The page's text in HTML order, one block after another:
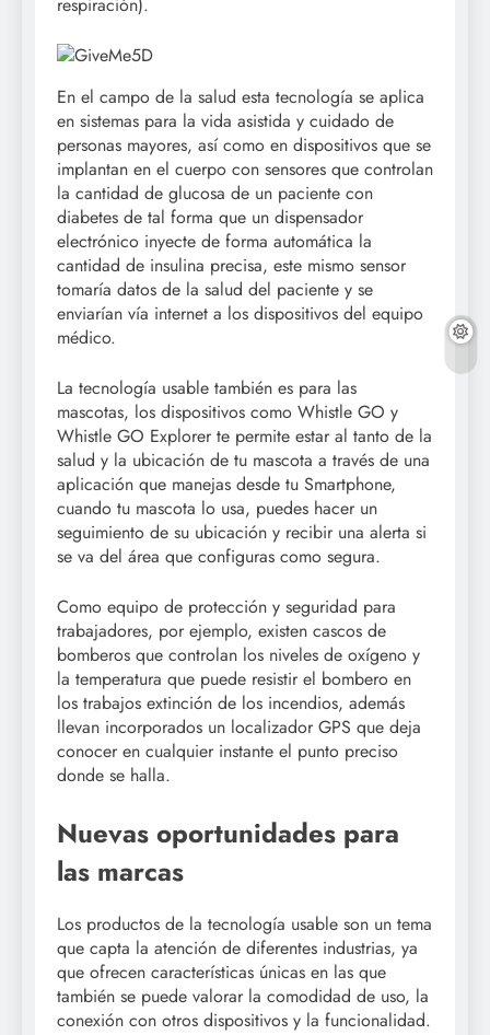
respiración).
En el campo de la salud esta tecnología se aplica
en sistemas para la vida asistida y cuidado de
personas mayores, así como en dispositivos que se
implantan en el cuerpo con sensores que controlan
la cantidad de glucosa de un paciente con
diabetes de tal forma que un dispensador
electrónico inyecte de forma automática la
cantidad de insulina precisa, este mismo sensor
tomaría datos de la salud del paciente y se
enviarían vía internet a los dispositivos del equipo
médico.
La tecnología usable también es para las
mascotas, los dispositivos como Whistle GO y
Whistle GO Explorer te permite estar al tanto de la
salud y la ubicación de tu mascota a través de una
aplicación que manejas desde tu Smartphone,
cuando tu mascota lo usa, puedes hacer un
seguimiento de su ubicación y recibir una alerta si
se va del área que configuras como segura.
Como equipo de protección y seguridad para
trabajadores, por ejemplo, existen cascos de
bomberos que controlan los niveles de oxígeno y
la temperatura que puede resistir el bombero en
los trabajos extinción de los incendios, además
llevan incorporados un localizador GPS que deja
conocer en cualquier instante el punto preciso
donde se halla.
Nuevas oportunidades para
las marcas
Los productos de la tecnología usable son un tema
que capta la atención de diferentes industrias, ya
que ofrecen características únicas en las que
también se puede valorar la comodidad de uso, la
conexión con otros dispositivos y la funcionalidad.